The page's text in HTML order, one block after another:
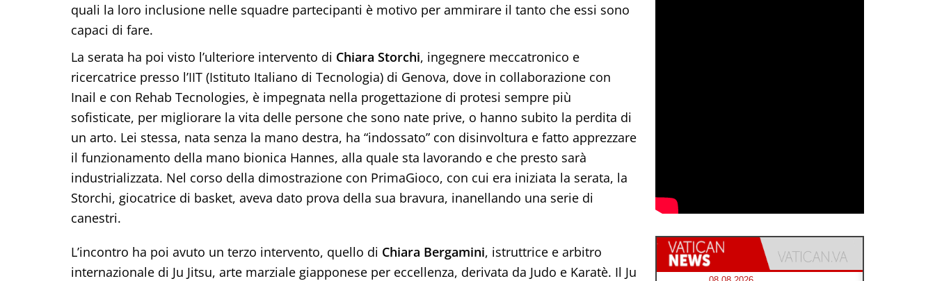
quali la loro inclusione nelle squadre partecipanti è motivo per ammirare il tanto che essi sono
capaci di fare.
La serata ha poi visto l’ulteriore intervento di Chiara Storchi, ingegnere meccatronico e
ricercatrice presso l’IIT (Istituto Italiano di Tecnologia) di Genova, dove in collaborazione con
Inail e con Rehab Tecnologies, è impegnata nella progettazione di protesi sempre più
sofisticate, per migliorare la vita delle persone che sono nate prive, o hanno subito la perdita di
un arto. Lei stessa, nata senza la mano destra, ha “indossato” con disinvoltura e fatto apprezzare
il funzionamento della mano bionica Hannes, alla quale sta lavorando e che presto sarà
industrializzata. Nel corso della dimostrazione con PrimaGioco, con cui era iniziata la serata, la
Storchi, giocatrice di basket, aveva dato prova della sua bravura, inanellando una serie di
canestri.
L’incontro ha poi avuto un terzo intervento, quello di Chiara Bergamini, istruttrice e arbitro
internazionale di Ju Jitsu, arte marziale giapponese per eccellenza, derivata da Judo e Karatè. Il Ju